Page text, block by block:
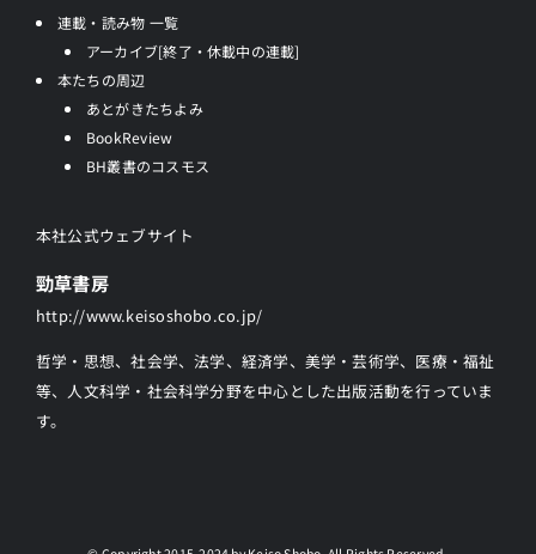
連載・読み物 一覧
アーカイブ[終了・休載中の連載]
本たちの周辺
あとがきたちよみ
BookReview
BH叢書のコスモス
本社公式ウェブサイト
勁草書房
http://www.keisoshobo.co.jp/
哲学・思想、社会学、法学、経済学、美学・芸術学、医療・福祉
等、人文科学・社会科学分野を中心とした出版活動を行っていま
す。